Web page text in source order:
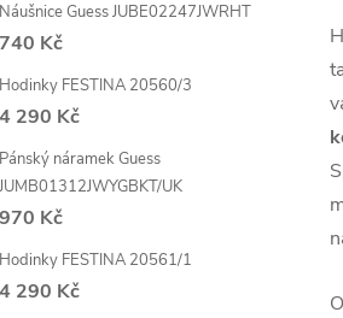
Náušnice Guess JUBE02247JWRHT
740 Kč
Hodinky FESTINA 20560/3
4 290 Kč
Pánský náramek Guess
JUMB01312JWYGBKT/UK
970 Kč
Hodinky FESTINA 20561/1
4 290 Kč